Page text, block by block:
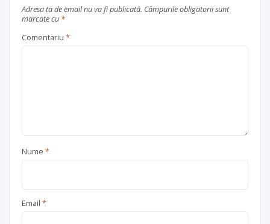
județul Bistrița-Năsăud
Adresa ta de email nu va fi publicată. Câmpurile obligatorii sunt
marcate cu *
Comentariu *
Nume *
Email *